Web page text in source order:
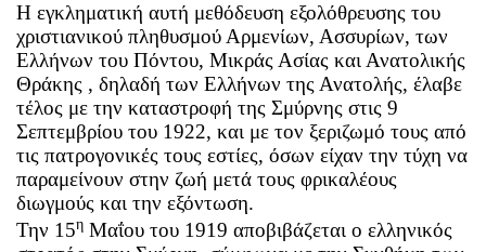
Η εγκληματική αυτή μεθόδευση εξολόθρευσης του
χριστιανικού πληθυσμού Αρμενίων, Ασσυρίων, των
Ελλήνων του Πόντου, Μικράς Ασίας και Ανατολικής
Θράκης , δηλαδή των Ελλήνων της Ανατολής, έλαβε
τέλος με την καταστροφή της Σμύρνης στις 9
Σεπτεμβρίου του 1922, και με τον ξεριζωμό τους από
τις πατρογονικές τους εστίες, όσων είχαν την τύχη να
παραμείνουν στην ζωή μετά τους φρικαλέους
διωγμούς και την εξόντωση.
Την 15η Μαΐου του 1919 αποβιβάζεται ο ελληνικός